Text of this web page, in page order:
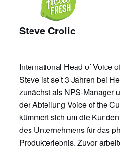
Steve Crolic
International Head of Voice
Steve ist seit 3 Jahren bei
zunächst als NPS-Manager
der Abteilung Voice of the
kümmert sich um die
des Unternehmens für das
Produkterlebnis. Zuvor